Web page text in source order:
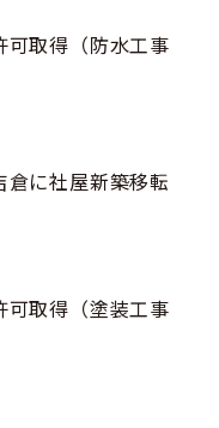
可取得（防水工事
倉に社屋新築移転
可取得（塗装工事